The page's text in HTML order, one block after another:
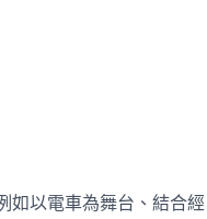
如以電車為舞台、結合經